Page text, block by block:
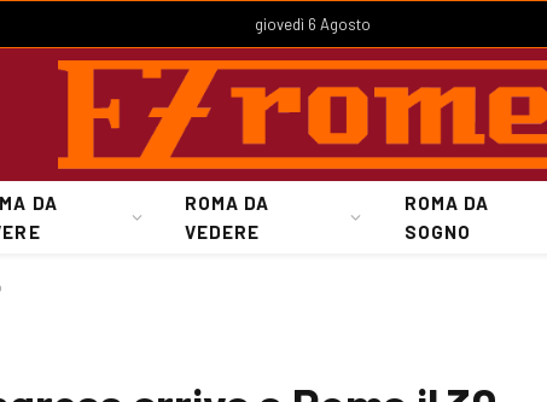
giovedì 6 Agosto
DA
ROMA DA
VEDERE
ROMA DA
SOGNO